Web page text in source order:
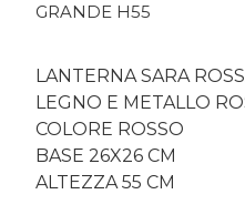
GRANDE H55
LANTERNA SARA
LEGNO E METALLO
COLORE ROSSO
BASE 26X26 CM
ALTEZZA 55 CM